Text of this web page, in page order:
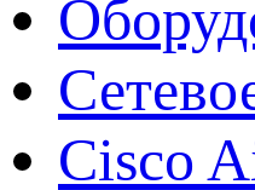
Cisco